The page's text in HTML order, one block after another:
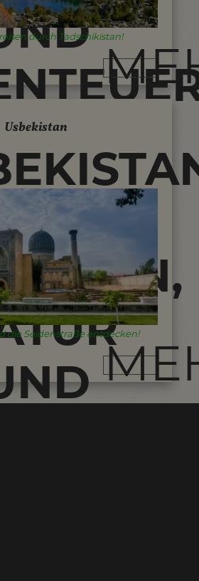
IM
durch Tadschikistan!
Usbekistan
-
die Seidenstraße entdecken!